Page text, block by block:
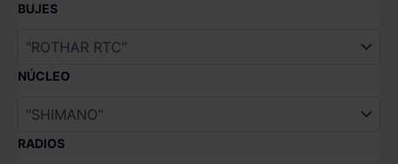
BUJES
NÚCLEO
RADIOS